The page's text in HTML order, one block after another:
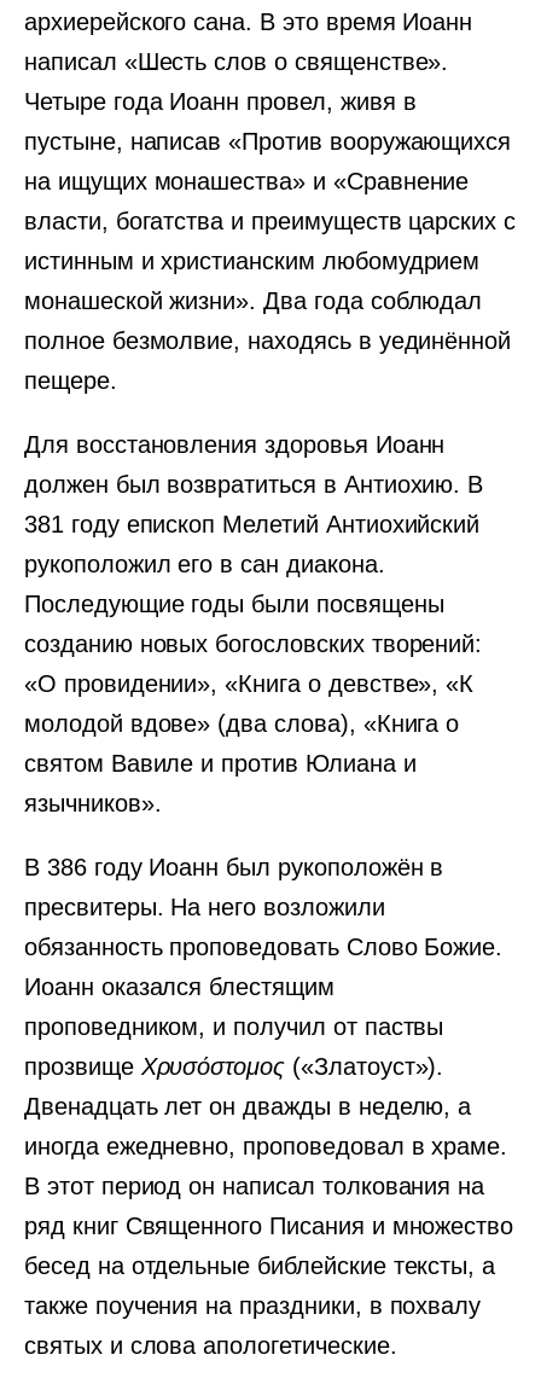
архиерейского сана. В это время Иоанн
написал «Шесть слов о священстве».
Четыре года Иоанн провел, живя в
пустыне, написав «Против вооружающихся
на ищущих монашества» и «Сравнение
власти, богатства и преимуществ царских с
истинным и христианским любомудрием
монашеской жизни». Два года соблюдал
полное безмолвие, находясь в уединённой
пещере.
Для восстановления здоровья Иоанн
должен был возвратиться в Антиохию. В
381 году епископ Мелетий Антиохийский
рукоположил его в сан диакона.
Последующие годы были посвящены
созданию новых богословских творений:
«О провидении», «Книга о девстве», «К
молодой вдове» (два слова), «Книга о
святом Вавиле и против Юлиана и
язычников».
В 386 году Иоанн был рукоположён в
пресвитеры. На него возложили
обязанность проповедовать Слово Божие.
Иоанн оказался блестящим
проповедником, и получил от паствы
прозвище Χρυσόστομος («Златоуст»).
Двенадцать лет он дважды в неделю, а
иногда ежедневно, проповедовал в храме.
В этот период он написал толкования на
ряд книг Священного Писания и множество
бесед на отдельные библейские тексты, а
также поучения на праздники, в похвалу
святых и слова апологетические.